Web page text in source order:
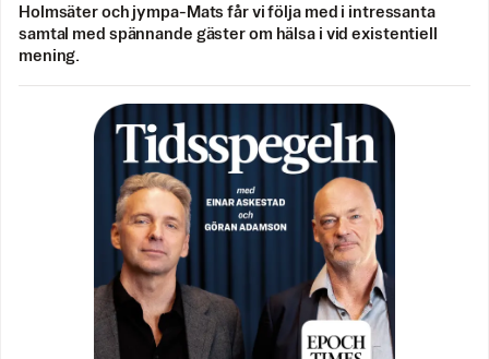
Holmsäter och jympa-Mats får vi följa med i intressanta
samtal med spännande gäster om hälsa i vid existentiell
mening.